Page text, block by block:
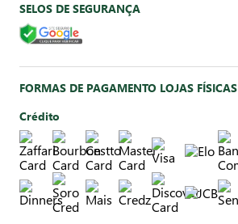
SELOS DE SEGURANÇA
FORMAS DE PAGAMENTO LOJAS FÍSICAS
Crédito